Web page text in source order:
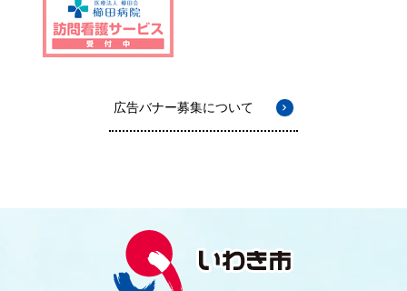
広告バナー募集について